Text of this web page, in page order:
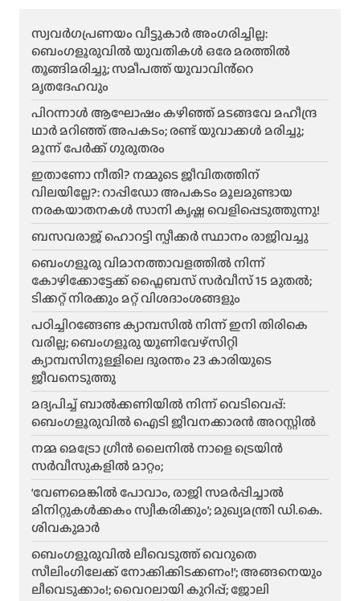
സ്വവർഗപ്രണയം വീട്ടുകാർ അംഗരിച്ചില്ല:
ബെംഗളൂരുവിൽ യുവതികൾ ഒരേ മരത്തിൽ
തൂങ്ങിമരിച്ചു; സമീപത്ത് യുവാവിൻ്റെ
മൃതദേഹവും
പിറന്നാൾ ആഘോഷം കഴിഞ്ഞ് മടങ്ങവേ മഹീന്ദ്ര
ഥാർ മറിഞ്ഞ് അപകടം; രണ്ട് യുവാക്കൾ മരിച്ചു;
മൂന്ന് പേർക്ക് ഗുരുതരം
ഇതാണോ നീതി? നമ്മുടെ ജീവിതത്തിന്
വിലയില്ലേ?: റാപ്പിഡോ അപകടം മൂലമുണ്ടായ
നരകയാതനകൾ സാനി കൃഷ്ണ വെളിപ്പെടുത്തുന്നു!
ബസവരാജ് ഹൊറട്ടി സ്പീക്കർ സ്ഥാനം രാജിവച്ചു
ബെംഗളൂരു വിമാനത്താവളത്തിൽ നിന്ന്
കോഴിക്കോട്ടേക്ക് ഫ്ലൈബസ് സർവീസ് 15 മുതൽ;
ടിക്കറ്റ് നിരക്കും മറ്റ് വിശദാംശങ്ങളും
പഠിച്ചിറങ്ങേണ്ട ക്യാമ്പസിൽ നിന്ന് ഇനി തിരികെ
വരില്ല; ബെംഗളൂരു യൂണിവേഴ്സിറ്റി
ക്യാമ്പസിനുള്ളിലെ ദുരന്തം 23 കാരിയുടെ
ജീവനെടുത്തു
മദ്യപിച്ച് ബാൽക്കണിയിൽ നിന്ന് വെടിവെപ്പ്:
ബെംഗളൂരുവിൽ ഐടി ജീവനക്കാരൻ അറസ്റ്റിൽ
നമ്മ മെട്രോ ഗ്രീൻ ലൈനിൽ നാളെ ട്രെയിൻ
സർവീസുകളിൽ മാറ്റം;
‘വേണമെങ്കിൽ പോവാം, രാജി സമർപ്പിച്ചാൽ
മിനിറ്റുകൾക്കകം സ്വീകരിക്കും’; മുഖ്യമന്ത്രി ഡി.കെ.
ശിവകുമാർ
ബെം​ഗളൂരുവിൽ ലീവെടുത്ത് വെറുതെ
സീലിംഗിലേക്ക് നോക്കിക്കിടക്കണം!’; അങ്ങനെയും
ലീവെടുക്കാം!; വൈറലായി കുറിപ്പ്; ജോലി